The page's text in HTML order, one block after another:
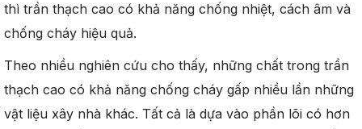
thì trần thạch cao có khả năng chống nhiệt, cách âm và
chống cháy hiệu quả.
Theo nhiều nghiên cứu cho thấy, những chất trong trần
thạch cao có khả năng chống cháy gấp nhiều lần những
vật liệu xây nhà khác. Tất cả là dựa vào phần lõi có hơn